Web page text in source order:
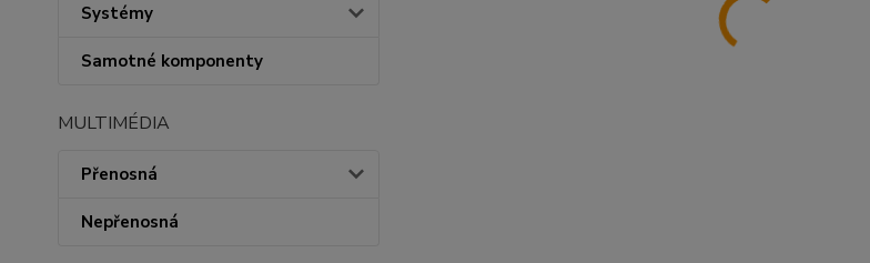
Systémy
Samotné komponenty
MULTIMÉDIA
Přenosná
Nepřenosná